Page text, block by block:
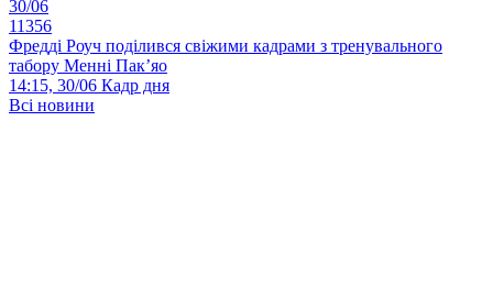
30/06
11356
Фредді Роуч поділився свіжими кадрами з тренувального
табору Менні Пак’яо
14:15, 30/06 Кадр дня
Всі новини